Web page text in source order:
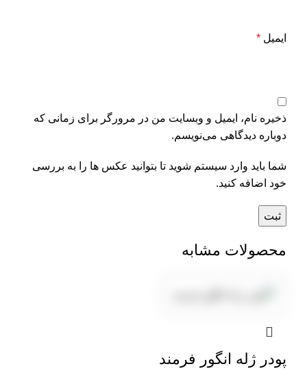
ایمیل *
ذخیره نام، ایمیل و وبسایت من در مرورگر برای زمانی که
دوباره دیدگاهی می‌نویسم.
شما باید وارد سیستم شوید تا بتوانید عکس ها را به بررسی
خود اضافه کنید.
محصولات مشابه
پودر ژله انگور فرمند